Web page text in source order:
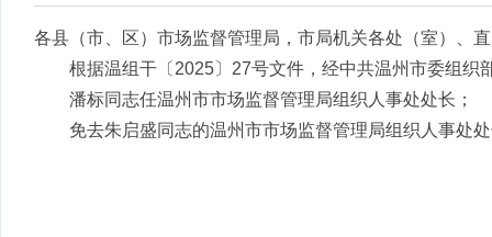
各县（市、区）市场监督管理局，市局机关各处（室）、
根据温组干〔2025〕27号文件，经中共温州市委组织
潘标同志任温州市市场监督管理局组织人事处处长；
免去朱启盛同志的温州市市场监督管理局组织人事处